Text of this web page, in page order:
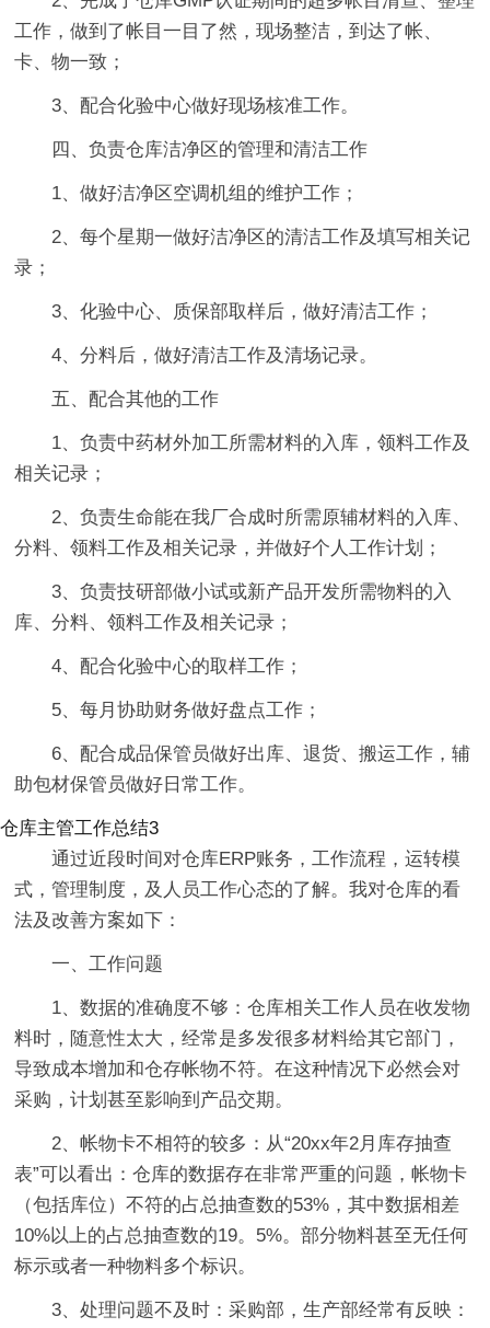
工作，做到了帐目一目了然，现场整洁，到达了帐、
卡、物一致；
3、配合化验中心做好现场核准工作。
四、负责仓库洁净区的管理和清洁工作
1、做好洁净区空调机组的维护工作；
2、每个星期一做好洁净区的清洁工作及填写相关记
录；
3、化验中心、质保部取样后，做好清洁工作；
4、分料后，做好清洁工作及清场记录。
五、配合其他的工作
1、负责中药材外加工所需材料的入库，领料工作及
相关记录；
2、负责生命能在我厂合成时所需原辅材料的入库、
分料、领料工作及相关记录，并做好个人工作计划；
3、负责技研部做小试或新产品开发所需物料的入
库、分料、领料工作及相关记录；
4、配合化验中心的取样工作；
5、每月协助财务做好盘点工作；
6、配合成品保管员做好出库、退货、搬运工作，辅
助包材保管员做好日常工作。
仓库主管工作总结3
通过近段时间对仓库ERP账务，工作流程，运转模
式，管理制度，及人员工作心态的了解。我对仓库的看
法及改善方案如下：
一、工作问题
1、数据的准确度不够：仓库相关工作人员在收发物
料时，随意性太大，经常是多发很多材料给其它部门，
导致成本增加和仓存帐物不符。在这种情况下必然会对
采购，计划甚至影响到产品交期。
2、帐物卡不相符的较多：从“20xx年2月库存抽查
表”可以看出：仓库的数据存在非常严重的问题，帐物卡
（包括库位）不符的占总抽查数的53%，其中数据相差
10%以上的占总抽查数的19。5%。部分物料甚至无任何
标示或者一种物料多个标识。
3、处理问题不及时：采购部，生产部经常有反映：